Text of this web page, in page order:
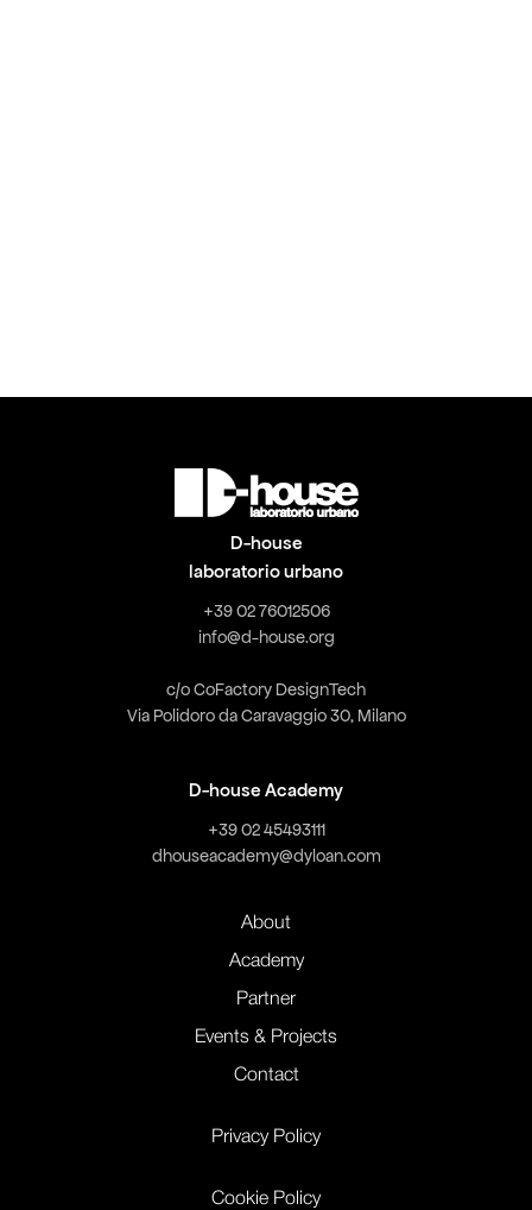
D-house
laboratorio urbano
+39 02 76012506
info@d-house.org
c/o CoFactory DesignTech
Via Polidoro da Caravaggio 30, Milano
D-house Academy
+39 02 45493111
dhouseacademy@dyloan.com
About
Academy
Partner
Events & Projects
Contact
Privacy Policy
Cookie Policy